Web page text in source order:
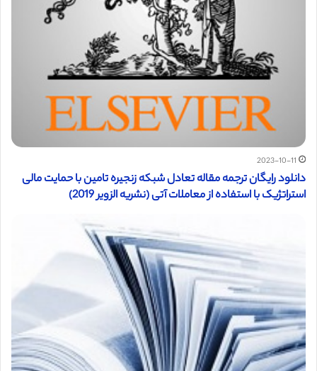
2023-10-11
دانلود رایگان ترجمه مقاله تعادل شبکه زنجیره تامین با حمایت مالی
استراتژیک با استفاده از معاملات آتی (نشریه الزویر 2019)